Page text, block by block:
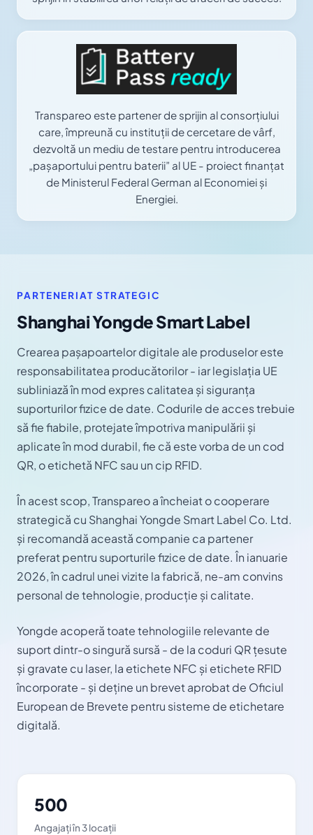
Transpareo este partener de sprijin al consorțiului
care, împreună cu instituții de cercetare de vârf,
dezvoltă un mediu de testare pentru introducerea
„pașaportului pentru baterii” al UE - proiect finanțat
de Ministerul Federal German al Economiei și
Energiei.
PARTENERIAT STRATEGIC
Shanghai Yongde Smart Label
Crearea pașapoartelor digitale ale produselor este
responsabilitatea producătorilor - iar legislația UE
subliniază în mod expres calitatea și siguranța
suporturilor fizice de date. Codurile de acces trebuie
să fie fiabile, protejate împotriva manipulării și
aplicate în mod durabil, fie că este vorba de un cod
QR, o etichetă NFC sau un cip RFID.
În acest scop, Transpareo a încheiat o cooperare
strategică cu Shanghai Yongde Smart Label Co. Ltd.
și recomandă această companie ca partener
preferat pentru suporturile fizice de date. În ianuarie
2026, în cadrul unei vizite la fabrică, ne-am convins
personal de tehnologie, producție și calitate.
Yongde acoperă toate tehnologiile relevante de
suport dintr-o singură sursă - de la coduri QR țesute
și gravate cu laser, la etichete NFC și etichete RFID
încorporate - și deține un brevet aprobat de Oficiul
European de Brevete pentru sisteme de etichetare
digitală.
500
Angajați în 3 locații